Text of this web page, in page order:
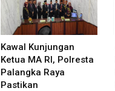
Kawal Kunjungan
Ketua MA RI, Polresta
Palangka Raya
Pastikan